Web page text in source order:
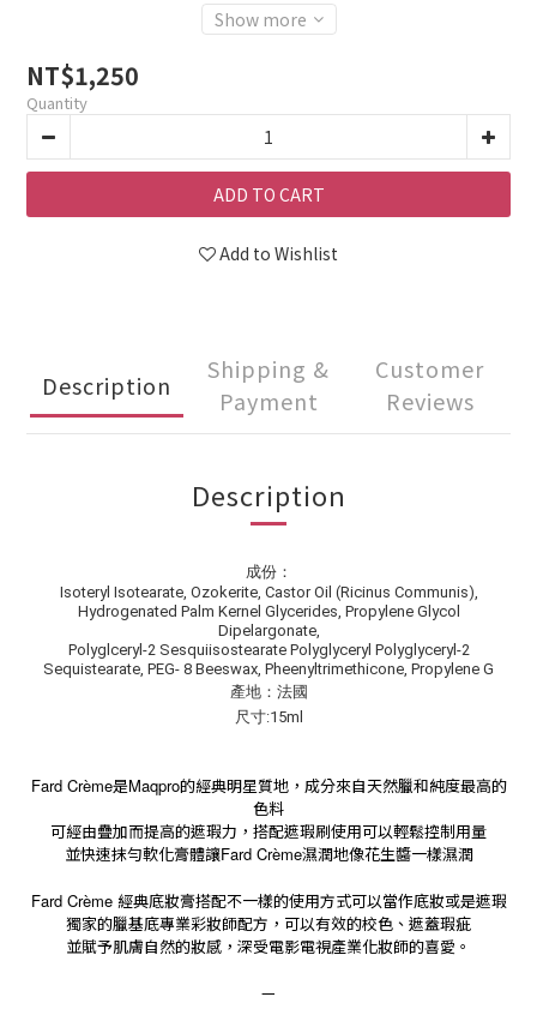
Show more
NT$1,250
Quantity
ADD TO CART
Add to Wishlist
Description
Shipping &
Payment
Customer
Reviews
Description
成份：
Isoteryl Isotearate, Ozokerite, Castor Oil (Ricinus Communis),
Hydrogenated Palm Kernel Glycerides, Propylene Glycol
Dipelargonate,
Polyglceryl-2 Sesquiisostearate Polyglyceryl Polyglyceryl-2
Sequistearate, PEG- 8 Beeswax, Pheenyltrimethicone, Propylene G
產地：法國
尺寸:15ml
Fard Crème是Maqpro的經典明星質地，成分來自天然臘和純度最高的
色料
可經由疊加而提高的遮瑕力，搭配遮瑕刷使用可以輕鬆控制用量
並快速抹勻軟化膏體讓Fard Crème濕潤地像花生醬一樣濕潤
Fard Crème 經典底妝膏搭配不一樣的使用方式可以當作底妝或是遮瑕
獨家的臘基底專業彩妝師配方，可以有效的校色、遮蓋瑕疵
並賦予肌膚自然的妝感，深受電影電視產業化妝師的喜愛。
—